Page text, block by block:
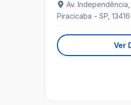
Av.
Piracicaba - SP,
Ver